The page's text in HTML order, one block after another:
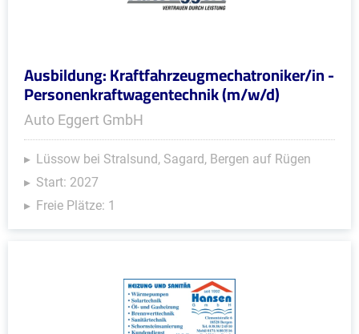
Ausbildung: Kraftfahrzeugmechatroniker/in -
Personenkraftwagentechnik (m/w/d)
Auto Eggert GmbH
Lüssow bei Stralsund, Sagard, Bergen auf Rügen
Start: 2027
Freie Plätze: 1